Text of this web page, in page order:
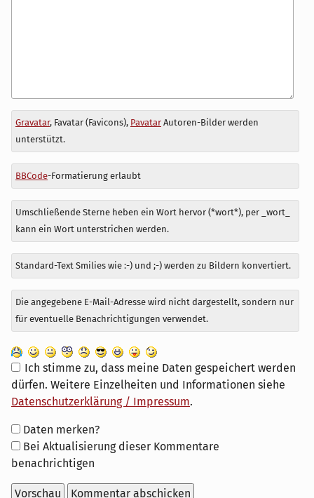
Antwort
zu
Gravatar, Favatar (Favicons), PavatarAutoren-Bilder werden
unterstützt.
BBCode-Formatierung erlaubt
Umschließende Sterne heben ein Wort hervor (*wort*), per _wort_
kann ein Wort unterstrichen werden.
Standard-Text Smilies wie :-) und ;-) werden zu Bildern konvertiert.
Die angegebene E-Mail-Adresse wird nicht dargestellt, sondern nur
für eventuelle Benachrichtigungen verwendet.
Ich stimme zu, dass meine Daten gespeichert werden
dürfen. Weitere Einzelheiten und Informationen siehe
Datenschutzerklärung / Impressum.
Formular-
Optionen
Daten merken?
Bei Aktualisierung dieser Kommentare
benachrichtigen